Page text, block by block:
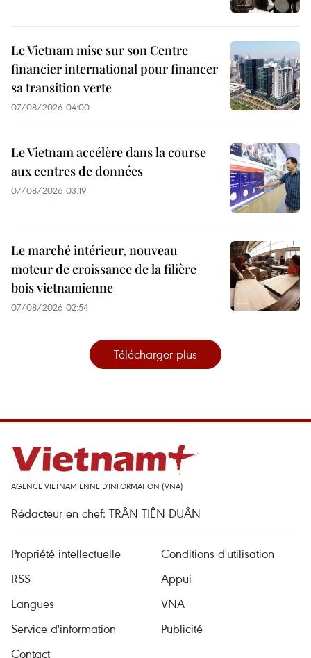
Le Vietnam mise sur son Centre
financier international pour financer
sa transition verte
07/08/2026 04:00
Le Vietnam accélère dans la course
aux centres de données
07/08/2026 03:19
Le marché intérieur, nouveau
moteur de croissance de la filière
bois vietnamienne
07/08/2026 02:54
Télécharger plus
AGENCE VIETNAMIENNE D'INFORMATION (VNA)
Rédacteur en chef: TRÂN TIÊN DUÂN
Propriété intellectuelle
Conditions d'utilisation
RSS
Appui
Langues
VNA
Service d'information
Publicité
Contact